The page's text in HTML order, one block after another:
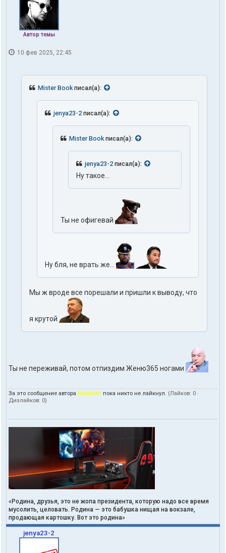
Автор темы
10 фев 2025, 22:45
Mister Book писал(а):
jenya23-2 писал(а):
Mister Book писал(а):
jenya23-2 писал(а):
Ну такое...
Ты не офигевай
Ну бля, не врать же...
Мы ж вроде все порешали и пришли к выводу, что
я крутой
Ты не переживай, потом отпиздим Женю365 ногами
За это сообщение автораAlecArzh пока никто не лайкнул. (Лайков: 0 ·
Дизлайков: 0)
«Родина, друзья, это не жопа президента, которую надо все время
мусолить, целовать. Родина — это бабушка нищая на вокзале,
продающая картошку. Вот это родина»
jenya23-2